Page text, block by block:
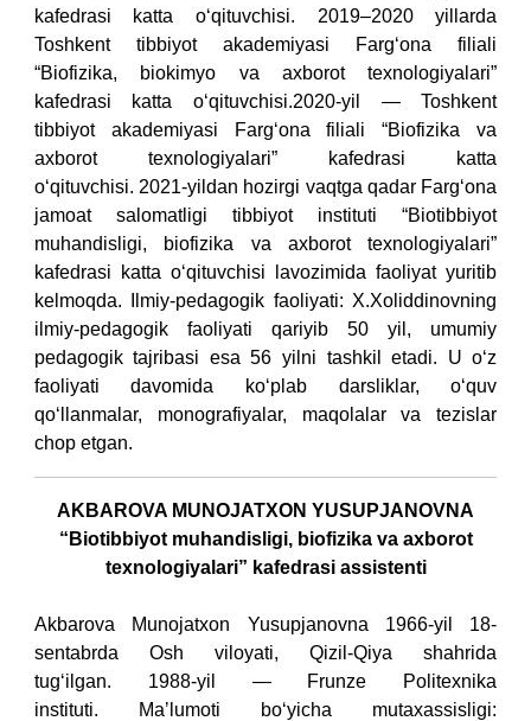
kafedrasi katta o‘qituvchisi. 2019–2020 yillarda
Toshkent tibbiyot akademiyasi Farg‘ona filiali
“Biofizika, biokimyo va axborot texnologiyalari”
kafedrasi katta o‘qituvchisi.2020-yil — Toshkent
tibbiyot akademiyasi Farg‘ona filiali “Biofizika va
axborot texnologiyalari” kafedrasi katta
o‘qituvchisi. 2021-yildan hozirgi vaqtga qadar Farg‘ona
jamoat salomatligi tibbiyot instituti “Biotibbiyot
muhandisligi, biofizika va axborot texnologiyalari”
kafedrasi katta o‘qituvchisi lavozimida faoliyat yuritib
kelmoqda.
Ilmiy-pedagogik faoliyati: X.Xoliddinovning
ilmiy-pedagogik faoliyati qariyib 50 yil, umumiy
pedagogik tajribasi esa 56 yilni tashkil etadi. U o‘z
faoliyati davomida ko‘plab darsliklar, o‘quv
qo‘llanmalar, monografiyalar, maqolalar va tezislar
chop etgan.
AKBAROVA MUNOJATXON YUSUPJANOVNA
“Biotibbiyot muhandisligi, biofizika va axborot
texnologiyalari” kafedrasi assistenti
Akbarova Munojatxon Yusupjanovna 1966-yil 18-
sentabrda Osh viloyati, Qizil-Qiya shahrida
tug‘ilgan. 1988-yil — Frunze Politexnika
instituti.
Maʼlumoti bo‘yicha mutaxassisligi: